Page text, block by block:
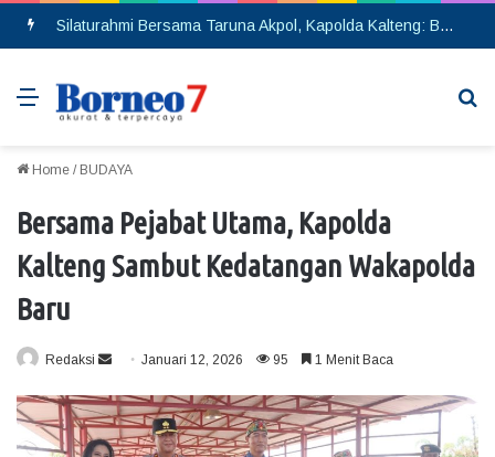
Silaturahmi Bersama Taruna Akpol, Kapolda Kalteng: Beri Manfaat Nyata dan Inspiratif Bagi Siswa di Sekolah Rakyat
Menu
Home / BUDAYA
Bersama Pejabat Utama, Kapolda
Kalteng Sambut Kedatangan Wakapolda
Baru
Redaksi
n
d
Januari 12, 2026 95 1 Menit Baca